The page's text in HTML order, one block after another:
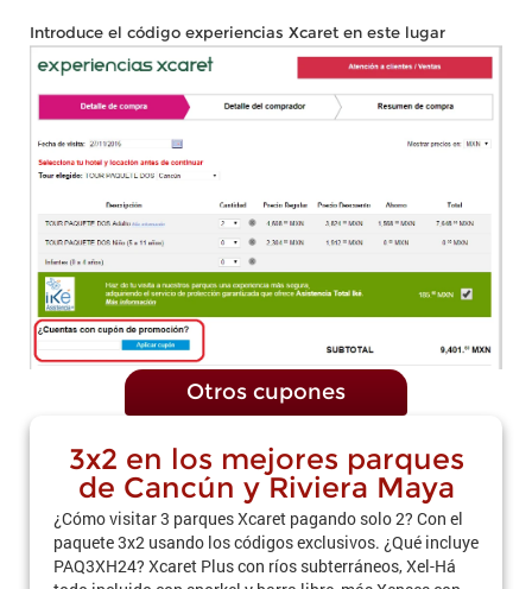
Introduce el código experiencias Xcaret en este lugar
Otros cupones
3x2 en los mejores parques
de Cancún y Riviera Maya
¿Cómo visitar 3 parques Xcaret pagando solo 2? Con el
paquete 3x2 usando los códigos exclusivos. ¿Qué incluye
PAQ3XH24? Xcaret Plus con ríos subterráneos, Xel-Há